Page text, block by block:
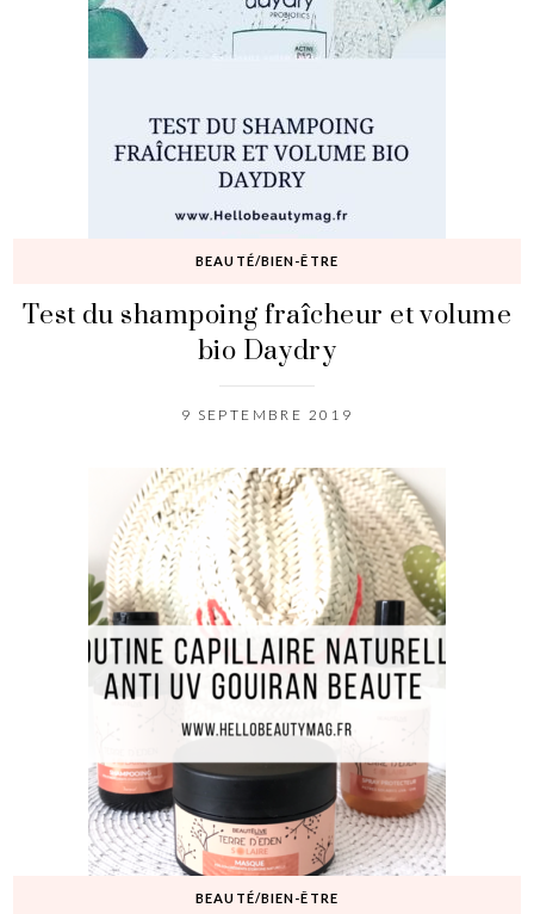
BEAUTÉ/BIEN-ÊTRE
Test du shampoing fraîcheur et volume
bio Daydry
9 SEPTEMBRE 2019
BEAUTÉ/BIEN-ÊTRE